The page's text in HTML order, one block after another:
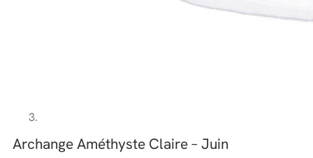
Archange Améthyste Claire – Juin